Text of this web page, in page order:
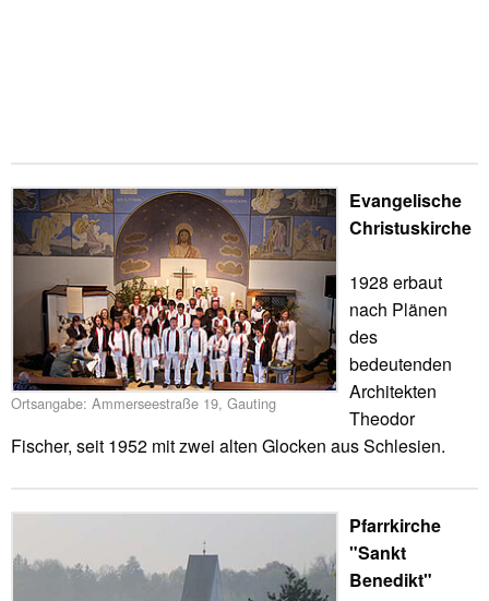
Ortsangabe: Ammerseestraße 19, Gauting
Evangelische
Christuskirche
1928 erbaut
nach Plänen
des
bedeutenden
Architekten
Theodor
Fischer, seit 1952 mit zwei alten Glocken aus Schlesien.
Pfarrkirche
"Sankt
Benedikt"